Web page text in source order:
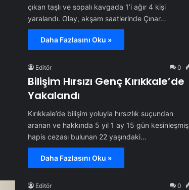
çıkan taşlı ve sopalı kavgada 1’i ağır 4 kişi
yaralandı. Olay, akşam saatlerinde Çınar…
Daha Fazlasını Oku »
Editör 0
Bilişim Hırsızı Genç Kırıkkale’de
Yakalandı
Kırıkkale’de bilişim yoluyla hırsızlık suçundan
aranan ve hakkında 5 yıl 1 ay 15 gün kesinleşmiş
hapis cezası bulunan 22 yaşındaki…
Daha Fazlasını Oku »
Editör 0